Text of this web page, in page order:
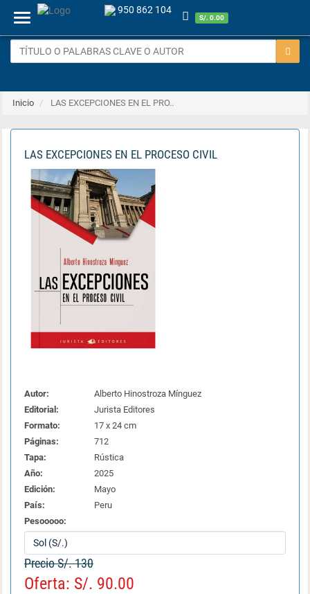
Menu
950 862 104
S/. 0.00
Inicio LAS EXCEPCIONES EN EL PRO..
LAS EXCEPCIONES EN EL PROCESO CIVIL
Autor:
Alberto Hinostroza Mínguez
Editorial:
Jurista Editores
Formato:
17 x 24 cm
Páginas:
712
Tapa:
Rústica
Año:
2025
Edición:
Mayo
País:
Peru
Pesooooo:
Precio S/. 130
Oferta: S/. 90.00